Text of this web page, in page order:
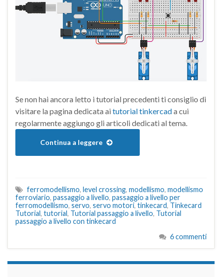
Se non hai ancora letto i tutorial precedenti ti consiglio di
visitare la pagina dedicata ai tutorial tinkercada cui
regolarmente aggiungo gli articoli dedicati al tema.
Continua a leggere
ferromodellismo, level crossing, modellismo, modellismo
ferroviario, passaggio a livello, passaggio a livello per
ferromodellismo, servo, servo motori, tinkecard, Tinkecard
Tutorial, tutorial, Tutorial passaggio a livello, Tutorial
passaggio a livello con tinkecard
6 commenti